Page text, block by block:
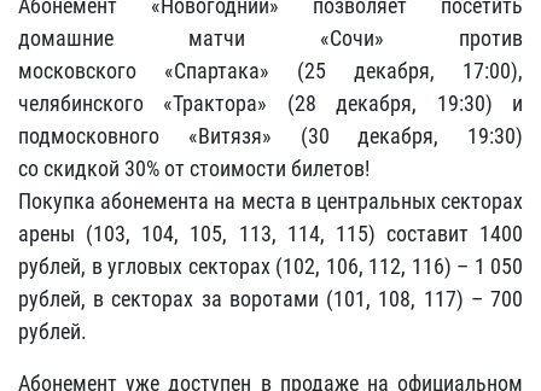
Абонемент «Новогодний» позволяет посетить
домашние матчи «Сочи» против
московского «Спартака» (25 декабря, 17:00),
челябинского «Трактора» (28 декабря, 19:30) и
подмосковного «Витязя» (30 декабря, 19:30)
со скидкой 30% от стоимости билетов!
Покупка абонемента на места в центральных секторах
арены (103, 104, 105, 113, 114, 115) составит 1400
рублей, в угловых секторах (102, 106, 112, 116) – 1 050
рублей, в секторах за воротами (101, 108, 117) – 700
рублей.
Абонемент уже доступен в продаже на официальном